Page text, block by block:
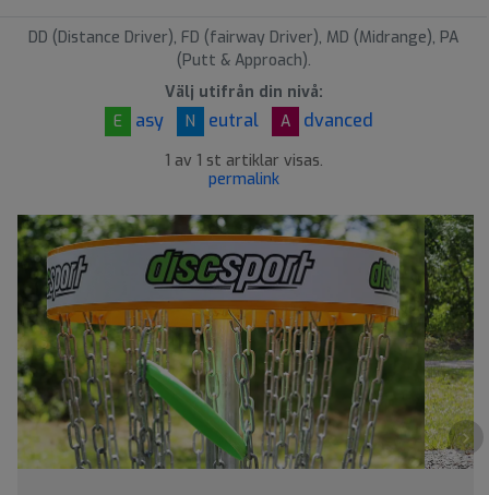
DD (Distance Driver), FD (fairway Driver), MD (Midrange), PA
(Putt & Approach).
Välj utifrån din nivå:
E
asy N eutral A dvanced
1 av 1 st artiklar visas.
permalink
›